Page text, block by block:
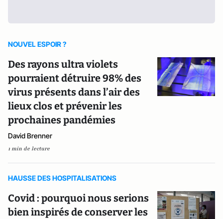
NOUVEL ESPOIR ?
Des rayons ultra violets
pourraient détruire 98% des
virus présents dans l’air des
lieux clos et prévenir les
prochaines pandémies
David Brenner
1 min de lecture
HAUSSE DES HOSPITALISATIONS
Covid : pourquoi nous serions
bien inspirés de conserver les